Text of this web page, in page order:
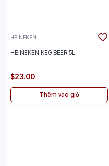
HEINEKEN
HEINEKEN KEG BEER 5L
$23.00
Thêm vào giỏ